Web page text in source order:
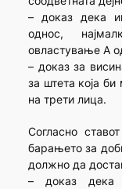
– доказ дека
однос,
овластување А
– доказ за
за штета која
на трети лица.
Согласно
барањето за
должно да
– доказ дека